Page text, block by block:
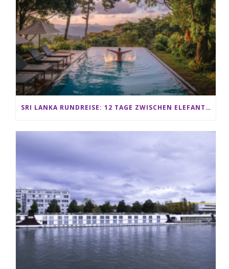
SRI LANKA RUNDREISE: 12 TAGE ZWISCHEN ELEFANTEN, TEEPLANTAGEN & STRAND ALS FAMILIE